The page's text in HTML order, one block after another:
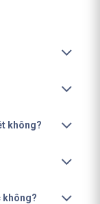
không?
không?